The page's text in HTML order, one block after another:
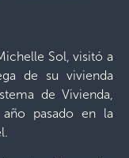
Sol, visitó a
de su vivienda
de Vivienda,
pasado en la